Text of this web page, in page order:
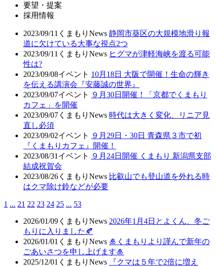
要望・提案
採用情報
2023/09/11 くまもりNews 静岡市葵区の大規模地滑り報
道に欠けている大事な視点2つ
2023/09/11 くまもりNews ヒグマが津軽海峡を渡る可能
性は?
2023/09/08イベント 10月18日 大阪で開催！生命の輝き
を伝える講演会『安藤誠の世界』
2023/09/07イベント
９月30日開催！「京都でくまもり
カフェ」を開催
2023/09/07 くまもりNews 時代は大きく変化、リニア見
直し必須
2023/09/02イベント
９月29日・30日 青森県３市で初
『くまもりカフェ』開催！
2023/08/31 イベント
９月24日開催 くまもり 新潟県支部
結成祝賀会
2023/08/26 くまもりNews 比叡山でも登山道を外れる時
はクマ除け鈴などが必要
1 ... 21 22 23 24 25 ... 53
2026/01/09 くまもりNews 2026年1月4日とよくん、冬ご
もりに入りました🍂
2026/01/01 くまもりNews 🎍くまもりより謹んで新年の
ごあいさつを申し上げます🎍
2025/12/01 くまもりNews
『クマは５年で2倍に増え